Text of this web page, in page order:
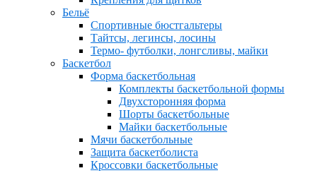
Бельё
Спортивные бюстгальтеры
Тайтсы, легинсы, лосины
Термо- футболки, лонгсливы, майки
Баскетбол
Форма баскетбольная
Комплекты баскетбольной формы
Двухсторонняя форма
Шорты баскетбольные
Майки баскетбольные
Мячи баскетбольные
Защита баскетболиста
Кроссовки баскетбольные